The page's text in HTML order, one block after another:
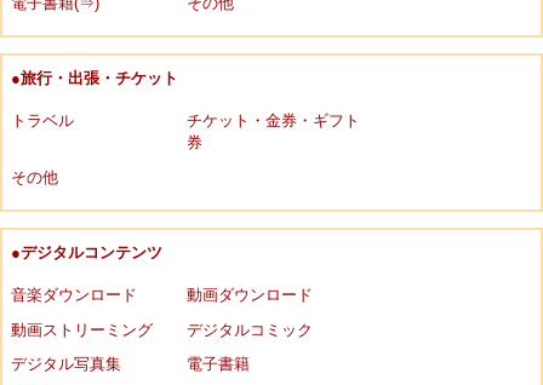
●旅行・出張・チケット
トラベル
チケット・金券・ギフト
券
その他
●デジタルコンテンツ
音楽ダウンロード
動画ダウンロード
動画ストリーミング
デジタルコミック
デジタル写真集
電子書籍